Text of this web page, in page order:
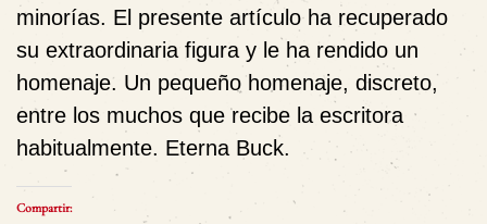
minorías. El presente artículo ha recuperado
su extraordinaria figura y le ha rendido un
homenaje. Un pequeño homenaje, discreto,
entre los muchos que recibe la escritora
habitualmente. Eterna Buck.
Compartir: